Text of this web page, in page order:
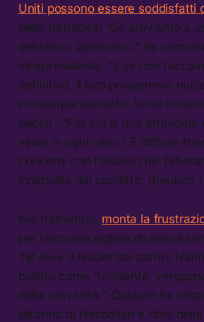
Uniti possono essere soddisfatti
della trattativa: “Se arriviamo a
definitivo, benissimo,” ha
vicepresidente. “E se non
definitivo, il loro programma
comunque distrutto. Sono
deboli.” “Per cui la mia attitudine
vince in ogni caso.” È difficile
concordi con l’analisi che
indebolita dal conflitto. (Reuters
Nel frattempo, monta la
per l’accordo siglato da Beirut
Tel Aviv. Il leader del partito
bollato come “umiliante,
della sovranità.” Qassem ha
disarmo di Hezbollah e ritiro delle